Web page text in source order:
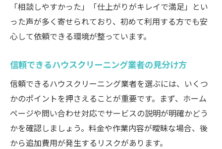
「相談しやすかった」「仕上がりがキレイで満足」とい
った声が多く寄せられており、初めて利用する方でも安
心して依頼できる環境が整っています。
信頼できるハウスクリーニング業者の見分け方
信頼できるハウスクリーニング業者を選ぶには、いくつ
かのポイントを押さえることが重要です。まず、ホーム
ページや問い合わせ対応でサービスの説明が明確かどう
かを確認しましょう。料金や作業内容が曖昧な場合、後
から追加費用が発生するリスクがあります。